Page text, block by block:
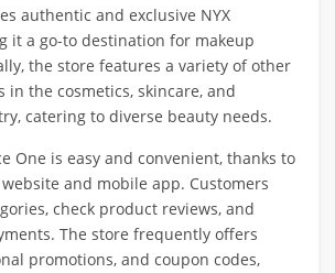
authentic and exclusive NYX
it a go-to destination for makeup
the store features a variety of other
in the cosmetics, skincare, and
catering to diverse beauty needs.
One is easy and convenient, thanks to
and mobile app. Customers
check product reviews, and
The store frequently offers
promotions, and coupon codes,